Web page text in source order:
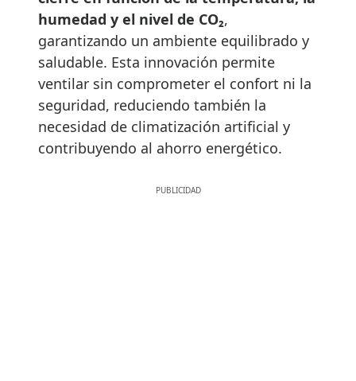
humedad y el nivel de CO₂,
garantizando un ambiente equilibrado y
saludable. Esta innovación permite
ventilar sin comprometer el confort ni la
seguridad, reduciendo también la
necesidad de climatización artificial y
contribuyendo al ahorro energético.